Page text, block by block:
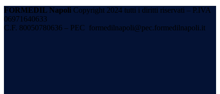
FORMEDIL Napoli Copyright 2024 tutti i diritti riservati – P.IVA
06971640633
C.F. 80050780636 – PEC formedilnapoli@pec.formedilnapoli.it